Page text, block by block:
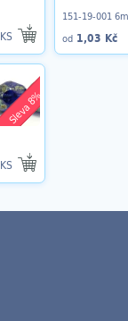
KS
151-19-001
od 1,03 Kč
Sleva 8%
KS